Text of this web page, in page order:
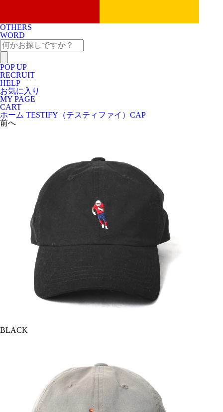
OTHERS
WORD
POP UP
RECRUIT
HELP
お気に入り
MY PAGE
CART
ホーム TESTIFY（テスティファイ） CAP
前へ
BLACK